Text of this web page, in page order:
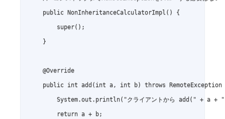
    public NonInheritanceCalculatorImpl() {
        super();
    }
    @Override
public int add(int a, int b) throws RemoteException
System.out.println("クライアントから add(" + a +
        return a + b;